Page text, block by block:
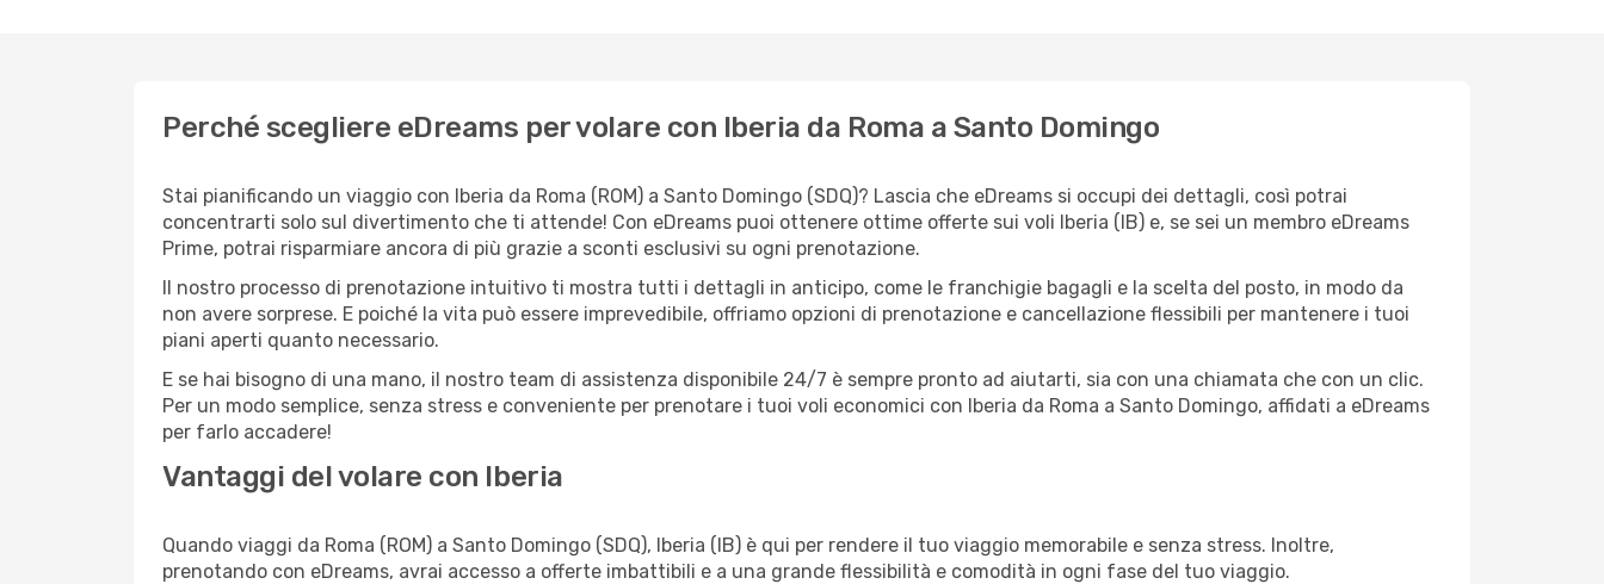
Perché scegliere eDreams per volare con Iberia da Roma a Santo Domingo
Stai pianificando un viaggio con Iberia da Roma (ROM) a Santo Domingo (SDQ)? Lascia che eDreams si occupi dei dettagli, così potrai
concentrarti solo sul divertimento che ti attende! Con eDreams puoi ottenere ottime offerte sui voli Iberia (IB) e, se sei un membro eDreams
Prime, potrai risparmiare ancora di più grazie a sconti esclusivi su ogni prenotazione.
Il nostro processo di prenotazione intuitivo ti mostra tutti i dettagli in anticipo, come le franchigie bagagli e la scelta del posto, in modo da
non avere sorprese. E poiché la vita può essere imprevedibile, offriamo opzioni di prenotazione e cancellazione flessibili per mantenere i tuoi
piani aperti quanto necessario.
E se hai bisogno di una mano, il nostro team di assistenza disponibile 24/7 è sempre pronto ad aiutarti, sia con una chiamata che con un clic.
Per un modo semplice, senza stress e conveniente per prenotare i tuoi voli economici con Iberia da Roma a Santo Domingo, affidati a eDreams
per farlo accadere!
Vantaggi del volare con Iberia
Quando viaggi da Roma (ROM) a Santo Domingo (SDQ), Iberia (IB) è qui per rendere il tuo viaggio memorabile e senza stress. Inoltre,
prenotando con eDreams, avrai accesso a offerte imbattibili e a una grande flessibilità e comodità in ogni fase del tuo viaggio.